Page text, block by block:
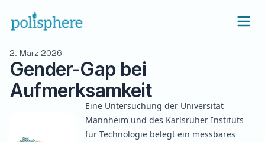
2. März 2026
Gender-Gap bei
Aufmerksamkeit
Eine Untersuchung der Universität
Mannheim und des Karlsruher Instituts
für Technologie belegt ein messbares